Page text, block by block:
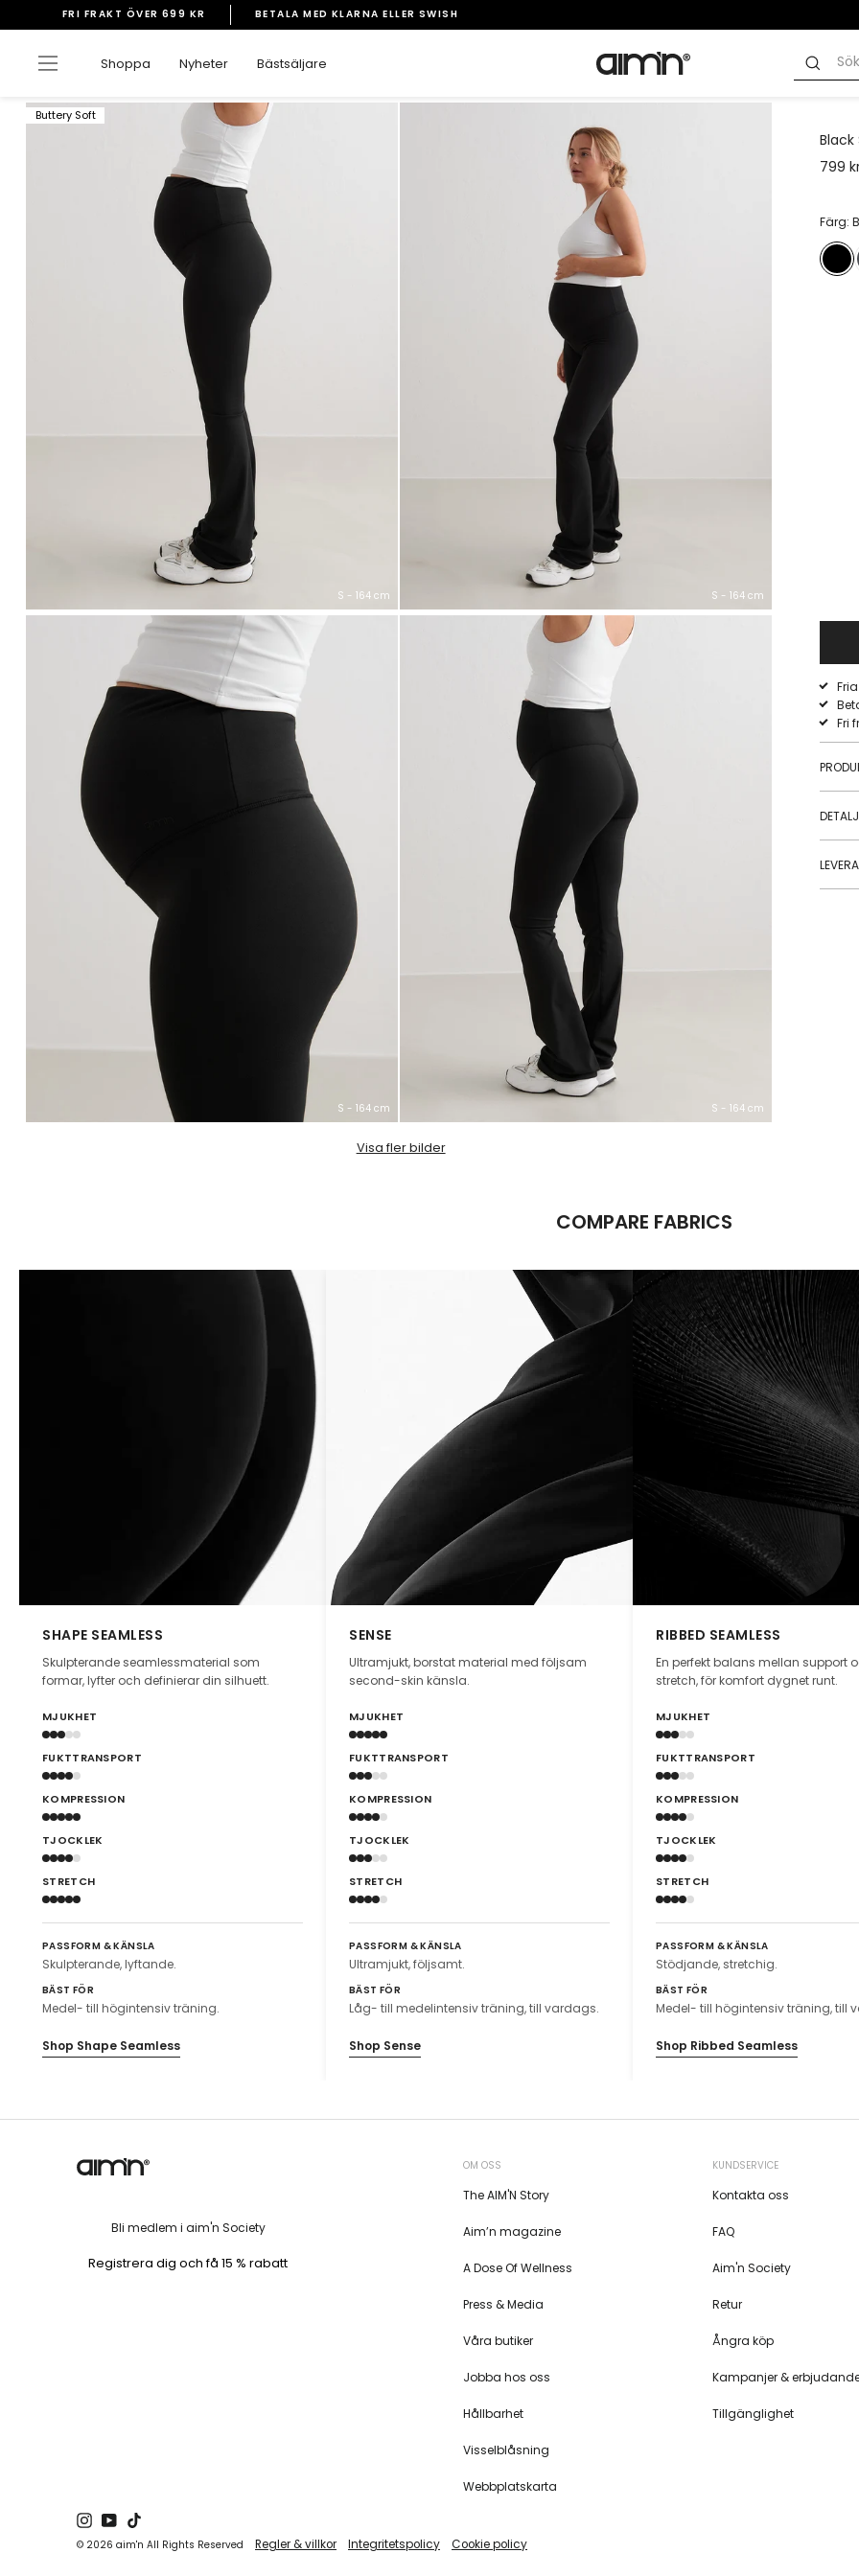
vidare
innehåll
Pausa
bildspelet
FRI FRAKT ÖVER 699 KR BETALA MED KLARNA ELLER SWISH
Sidnavigering
Shoppa Nyheter Bästsäljare
Buttery Soft
S - 164 cm S - 164 cm
S - 164 cm S - 164 cm
Visa fler bilder
799
Färg:
Fri
COMPARE FABRICS
SHAPE SEAMLESS
Skulpterande seamlessmaterial som
formar, lyfter och definierar din silhuett.
MJUKHET
FUKTTRANSPORT
KOMPRESSION
TJOCKLEK
STRETCH
PASSFORM & KÄNSLA
Skulpterande, lyftande.
BÄST FÖR
Medel- till högintensiv träning.
Shop Shape Seamless
SENSE
Ultramjukt, borstat material med följsam
second-skin känsla.
MJUKHET
FUKTTRANSPORT
KOMPRESSION
TJOCKLEK
STRETCH
PASSFORM & KÄNSLA
Ultramjukt, följsamt.
BÄST FÖR
Låg- till medelintensiv träning, till vardags.
Shop Sense
RIBBED SEAMLESS
En perfekt balans mellan support
stretch, för komfort dygnet runt.
MJUKHET
FUKTTRANSPORT
KOMPRESSION
TJOCKLEK
STRETCH
PASSFORM & KÄNSLA
Stödjande, stretchig.
BÄST FÖR
Medel- till högintensiv träning, till
Shop Ribbed Seamless
Bli medlem i aim'n Society
Registrera dig och få 15 % rabatt
OM OSS
The AIM'N Story
Aim’n magazine
A Dose Of Wellness
Press & Media
Våra butiker
Jobba hos oss
Hållbarhet
Visselblåsning
Webbplatskarta
KUNDSERVICE
Kontakta oss
FAQ
Aim'n Society
Retur
Ångra köp
Kampanjer &
Tillgänglighet
Instagram
YouTube
© 2026 aim'n All Rights Reserved Regler & villkor Integritetspolicy Cookie policy